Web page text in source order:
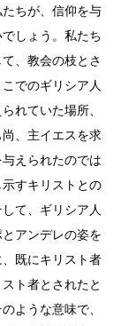
ちが、信仰を与
しょう。私たち
、教会の枝とさ
でのギリシア人
れていた場所、
、主イエスを求
えられたのでは
すキリストとの
て、ギリシア人
アンデレの姿を
既にキリスト者
ト者とされたと
ような意味で、